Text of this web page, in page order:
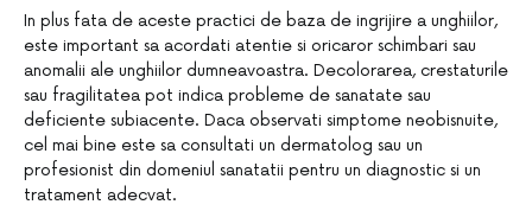
In plus fata de aceste practici de baza de ingrijire a unghiilor,
este important sa acordati atentie si oricaror schimbari sau
anomalii ale unghiilor dumneavoastra. Decolorarea, crestaturile
sau fragilitatea pot indica probleme de sanatate sau
deficiente subiacente. Daca observati simptome neobisnuite,
cel mai bine este sa consultati un dermatolog sau un
profesionist din domeniul sanatatii pentru un diagnostic si un
tratament adecvat.